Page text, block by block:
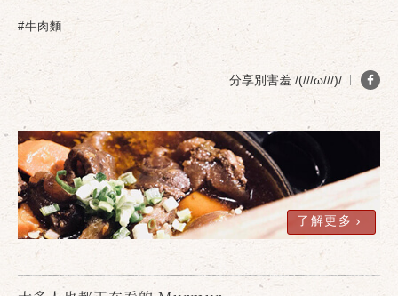
#牛肉麵
分享別害羞 /(///ω///)/
了解更多